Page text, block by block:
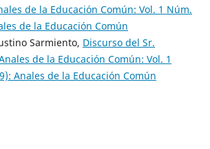
de la Educación Común: Vol. 1 Núm.
de la Educación Común
Sarmiento, Discurso del Sr.
de la Educación Común: Vol. 1
Anales de la Educación Común